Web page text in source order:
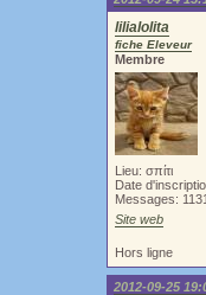
lilialolita
fiche Eleveur
Membre
Lieu: σπίτι
Date
Messages: 1131
Site web
Hors ligne
2012-09-25